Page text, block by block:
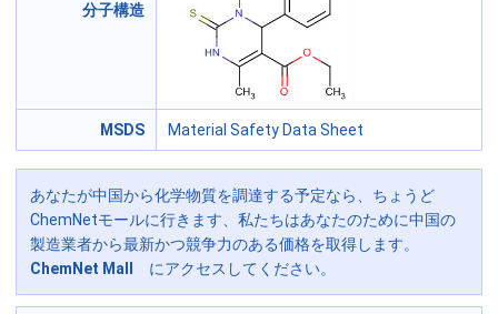
分子構造
MSDS Material Safety Data Sheet
あなたが中国から化学物質を調達する予定なら、ちょうど
ChemNetモールに行きます、私たちはあなたのために中国の
製造業者から最新かつ競争力のある価格を取得します。
ChemNet Mall
にアクセスしてください。